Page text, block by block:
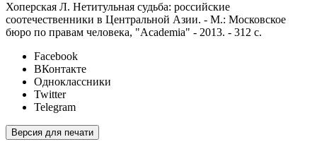
Хоперская Л. Нетитульная судьба: российские
соотечественники в Центральной Азии. - М.: Московское
бюро по правам человека, "Academia" - 2013. - 312 с.
Facebook
ВКонтакте
Одноклассники
Twitter
Telegram
Версия для печати